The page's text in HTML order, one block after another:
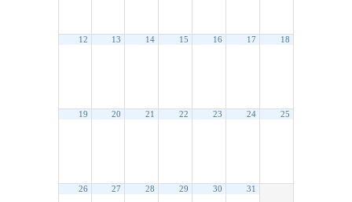
12 13 14 15 16 17 18
19 20 21 22 23 24 25
26 27 28 29 30 31